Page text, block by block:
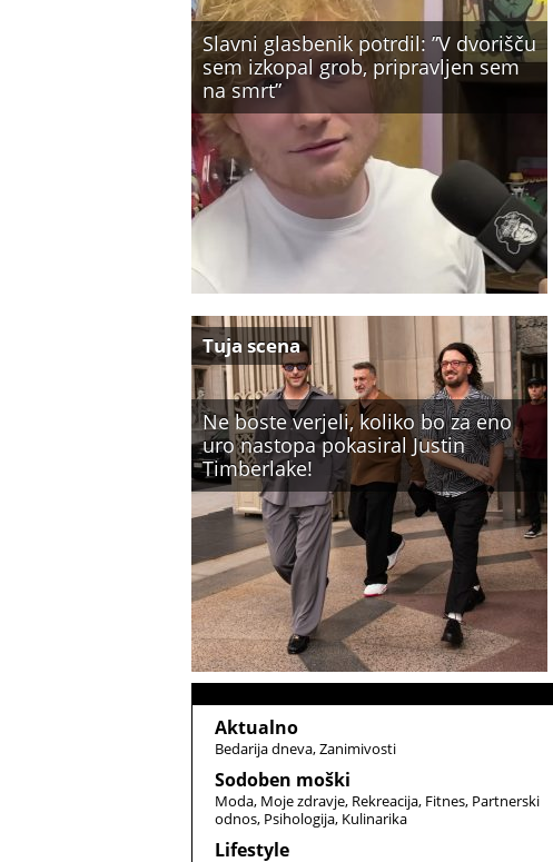
Slavni glasbenik potrdil: ”V dvorišču
sem izkopal grob, pripravljen sem
na smrt”
Ne boste verjeli, koliko bo za eno
uro nastopa pokasiral Justin
Timberlake!
Tuja scena
Aktualno
Bedarija dneva Zanimivosti
Sodoben moški
Moda Moje zdravje Rekreacija Fitnes Partnerski
odnos Psihologija Kulinarika
Lifestyle